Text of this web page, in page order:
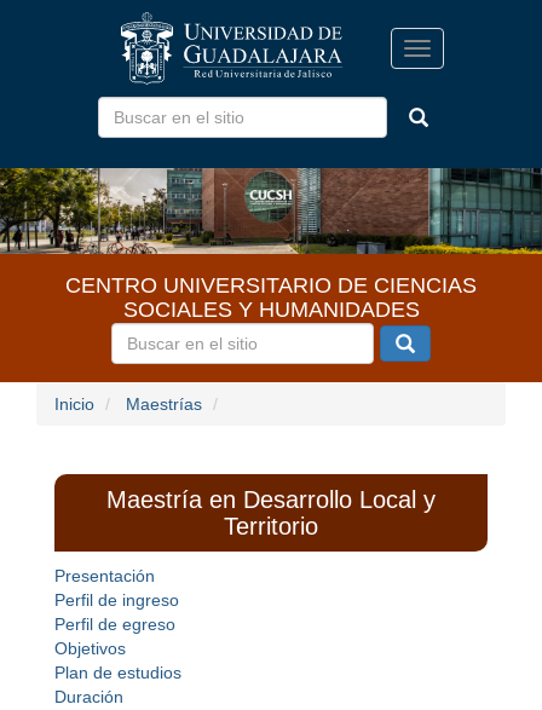
Toggle
navigation
CENTRO UNIVERSITARIO DE CIENCIAS
SOCIALES Y HUMANIDADES
Inicio Maestrías
Maestría en Desarrollo Local y
Territorio
Presentación
Perfil de ingreso
Perfil de egreso
Objetivos
Plan de estudios
Duración